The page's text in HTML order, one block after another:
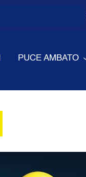
PUCE AMBATO